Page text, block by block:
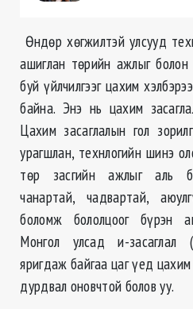
Өндөр хөгжилтэй улсууд
ашиглан төрийн ажлыг
буй үйлчилгээг цахим
байна. Энэ нь цахим
Цахим засаглалын гол
урагшлан, теxнлогийн шинэ
төр засгийн ажлыг аль
чанартай, чадвартай,
боломж бололцоог бүрэн
Монгол улсад и-засаглал
яригдаж байгаа цаг үед
дурдвал оновчтой болов уу.